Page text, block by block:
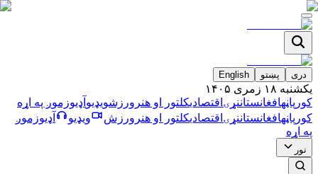
دری پښتو English
يکشنبه ۱۸ زمری ۱۴۰۵
کورپاڼهافغانستاننړۍ اقتصاديکلتور او هنر ورزشویډیو آډیوزموږ په اړه
کورپاڼهافغانستاننړۍ اقتصاديکلتور او هنر ورزش ویډیو آډیوزموږ
په اړه
نور